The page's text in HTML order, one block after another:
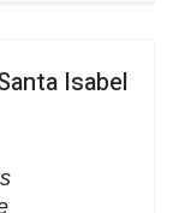
Isabel